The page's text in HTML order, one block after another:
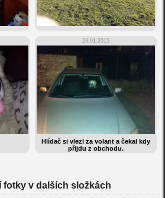
23.01.2015
Hlídač si vlezl za volant a čekal kdy
přijdu z obchodu.
fotky v dalších složkách